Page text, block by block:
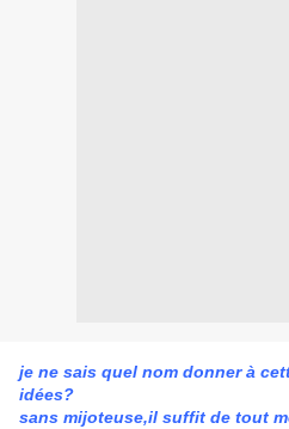
je ne sais quel nom donner à
idées?
sans mijoteuse,il suffit de tout